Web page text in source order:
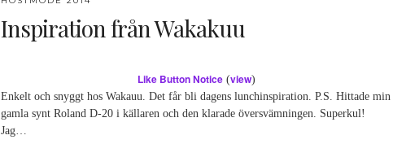
Inspiration från Wakakuu
Like Button Notice (view)
Enkelt och snyggt hos Wakauu. Det får bli dagens lunchinspiration. P.S. Hittade min
gamla synt Roland D-20 i källaren och den klarade översvämningen. Superkul!
Jag…